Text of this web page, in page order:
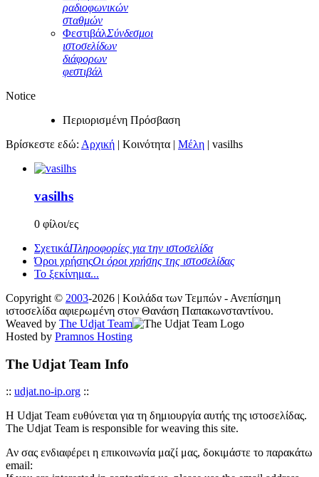
ραδιοφωνικών
σταθμών
ΦεστιβάλΣύνδεσμοι
ιστοσελίδων
διάφορων
φεστιβάλ
Notice
Περιορισμένη Πρόσβαση
Βρίσκεστε εδώ: Αρχική | Κοινότητα | Μέλη | vasilhs
vasilhs
0 φίλοι/ες
ΣχετικάΠληροφορίες για την ιστοσελίδα
Όροι χρήσηςΟι όροι χρήσης της ιστοσελίδας
Το ξεκίνημα...
Copyright © 2003-2026 | Κοιλάδα των Τεμπών - Ανεπίσημη
ιστοσελίδα αφιερωμένη στον Θανάση Παπακωνσταντίνου.
Weaved by The Udjat Team
Hosted by Pramnos Hosting
The Udjat Team Info
:: udjat.no-ip.org ::
Η Udjat Team ευθύνεται για τη δημιουργία αυτής της ιστοσελίδας.
The Udjat Team is responsible for weaving this site.
Αν σας ενδιαφέρει η επικοινωνία μαζί μας, δοκιμάστε το παρακάτω
email: